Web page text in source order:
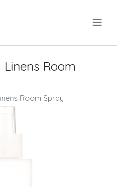
Linens Room
Room Spray